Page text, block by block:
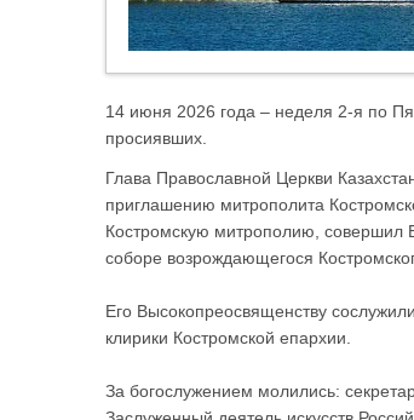
14 июня 2026 года – неделя 2-я по
просиявших.
Глава Православной Церкви
приглашению митрополита
Костромскую митрополию, совершил
соборе возрождающегося
Его Высокопреосвященству
клирики Костромской епархии.
За богослужением молились: